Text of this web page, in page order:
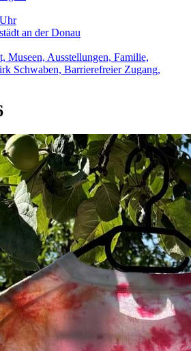
an der Donau
Museen, Ausstellungen, Familie,
Schwaben, Barrierefreier Zugang,